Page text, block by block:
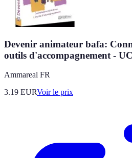
Devenir animateur bafa:
outils d'accompagnement -
Ammareal FR
3.19 EURVoir le prix